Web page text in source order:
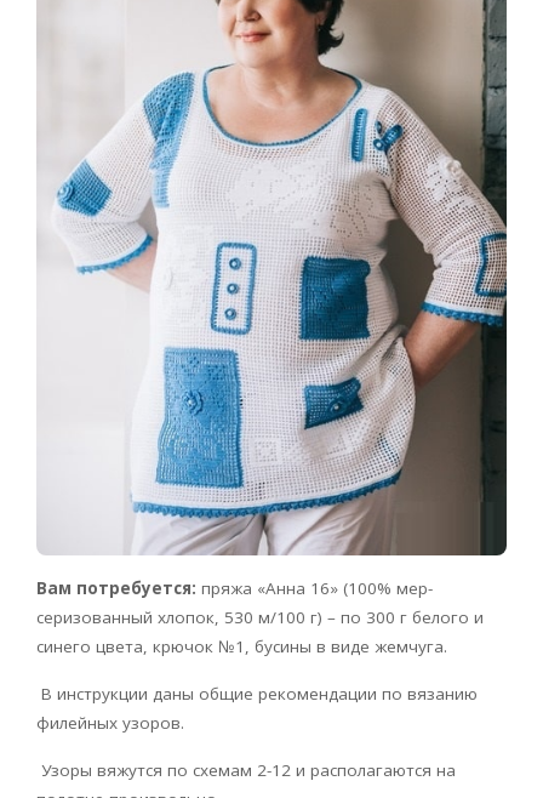
Вам потребуется: пряжа «Анна 16» (100% мер-
серизованный хлопок, 530 м/100 г) – по 300 г белого и
синего цвета, крючок №1, бусины в виде жемчуга.
В инструкции даны общие рекомендации по вязанию
филейных узоров.
Узоры вяжутся по схемам 2-12 и располагаются на